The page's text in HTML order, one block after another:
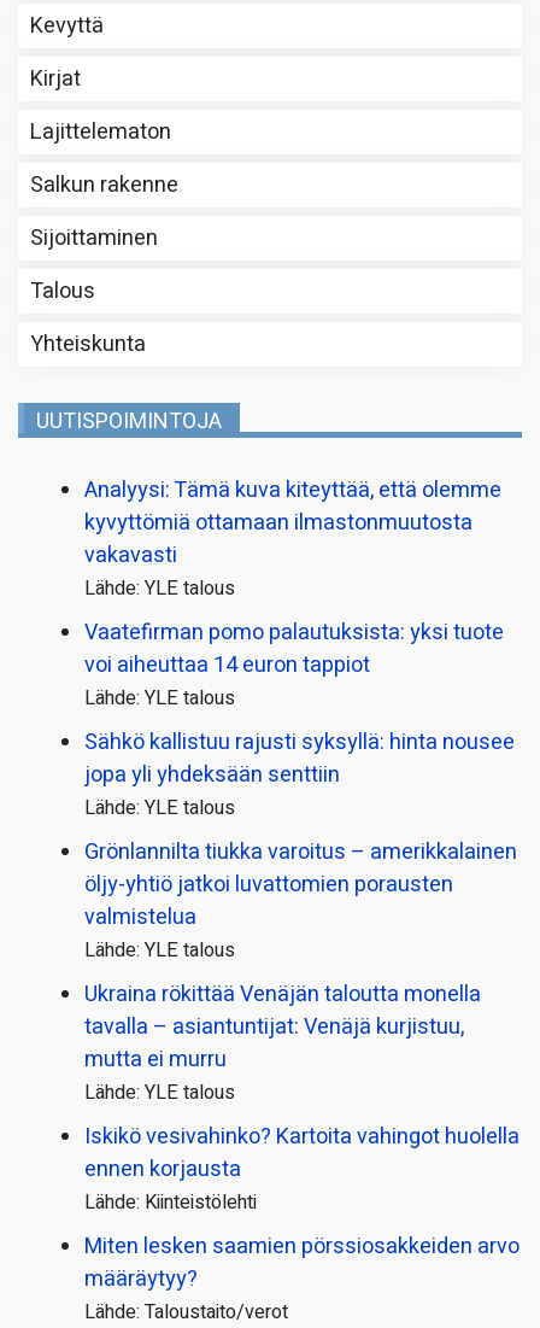
Kevyttä
Kirjat
Lajittelematon
Salkun rakenne
Sijoittaminen
Talous
Yhteiskunta
UUTISPOIMINTOJA
Analyysi: Tämä kuva kiteyttää, että olemme
kyvyttömiä ottamaan ilmaston­muutosta
vakavasti
Lähde: YLE talous
Vaatefirman pomo palautuksista: yksi tuote
voi aiheuttaa 14 euron tappiot
Lähde: YLE talous
Sähkö kallistuu rajusti syksyllä: hinta nousee
jopa yli yhdeksään senttiin
Lähde: YLE talous
Grönlannilta tiukka varoitus – amerikkalainen
öljy-yhtiö jatkoi luvattomien porausten
valmistelua
Lähde: YLE talous
Ukraina rökittää Venäjän taloutta monella
tavalla – asiantuntijat: Venäjä kurjistuu,
mutta ei murru
Lähde: YLE talous
Iskikö vesivahinko? Kartoita vahingot huolella
ennen korjausta
Lähde: Kiinteistölehti
Miten lesken saamien pörssi­osakkeiden arvo
määräytyy?
Lähde: Taloustaito/verot